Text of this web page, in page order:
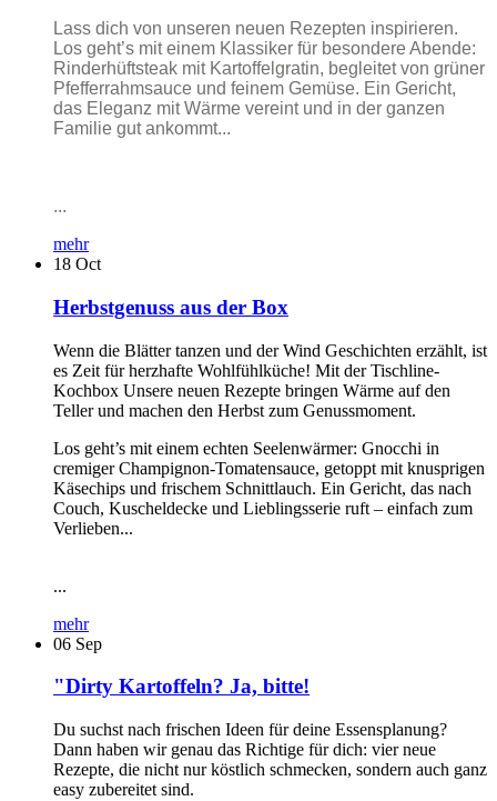
Lass dich von unseren neuen Rezepten inspirieren.
Los geht’s mit einem Klassiker für besondere Abende:
Rinderhüftsteak mit Kartoffelgratin, begleitet von grüner
Pfefferrahmsauce und feinem Gemüse. Ein Gericht,
das Eleganz mit Wärme vereint und in der ganzen
Familie gut ankommt...
...
mehr
18 Oct
Herbstgenuss aus der Box
Wenn die Blätter tanzen und der Wind Geschichten erzählt, ist
es Zeit für herzhafte Wohlfühlküche! Mit der Tischline-
Kochbox Unsere neuen Rezepte bringen Wärme auf den
Teller und machen den Herbst zum Genussmoment.
Los geht’s mit einem echten Seelenwärmer: Gnocchi in
cremiger Champignon-Tomatensauce, getoppt mit knusprigen
Käsechips und frischem Schnittlauch. Ein Gericht, das nach
Couch, Kuscheldecke und Lieblingsserie ruft – einfach zum
Verlieben...
...
mehr
06 Sep
"Dirty Kartoffeln? Ja, bitte!
Du suchst nach frischen Ideen für deine Essensplanung?
Dann haben wir genau das Richtige für dich: vier neue
Rezepte, die nicht nur köstlich schmecken, sondern auch ganz
easy zubereitet sind.